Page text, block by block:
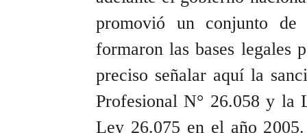
promovió un conjunto
formaron las bases legales
preciso señalar aquí la
Profesional N° 26.058 y la
Ley 26.075 en el año